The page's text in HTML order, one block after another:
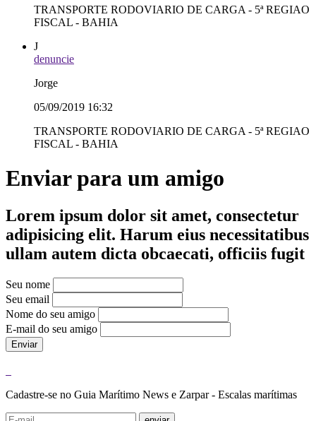
TRANSPORTE RODOVIARIO DE CARGA - 5ª REGIAO
FISCAL - BAHIA
J
denuncie
Jorge
05/09/2019 16:32
TRANSPORTE RODOVIARIO DE CARGA - 5ª REGIAO
FISCAL - BAHIA
Enviar para um amigo
Lorem ipsum dolor sit amet, consectetur
adipisicing elit. Harum eius necessitatibus
ullam autem dicta obcaecati, officiis fugit
Seu nome
Seu email
Nome do seu amigo
E-mail do seu amigo
Enviar
Cadastre-se no Guia Marítimo News e Zarpar - Escalas marítimas